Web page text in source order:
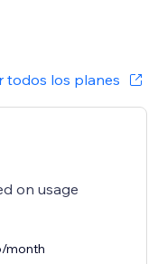
todos los planes
on usage
month